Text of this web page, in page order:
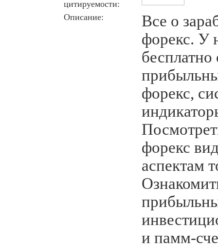
цитируемости:
Описание:
Все о
форекс. У
бесплатно
форекс,
форекс
аспектам
и памм-